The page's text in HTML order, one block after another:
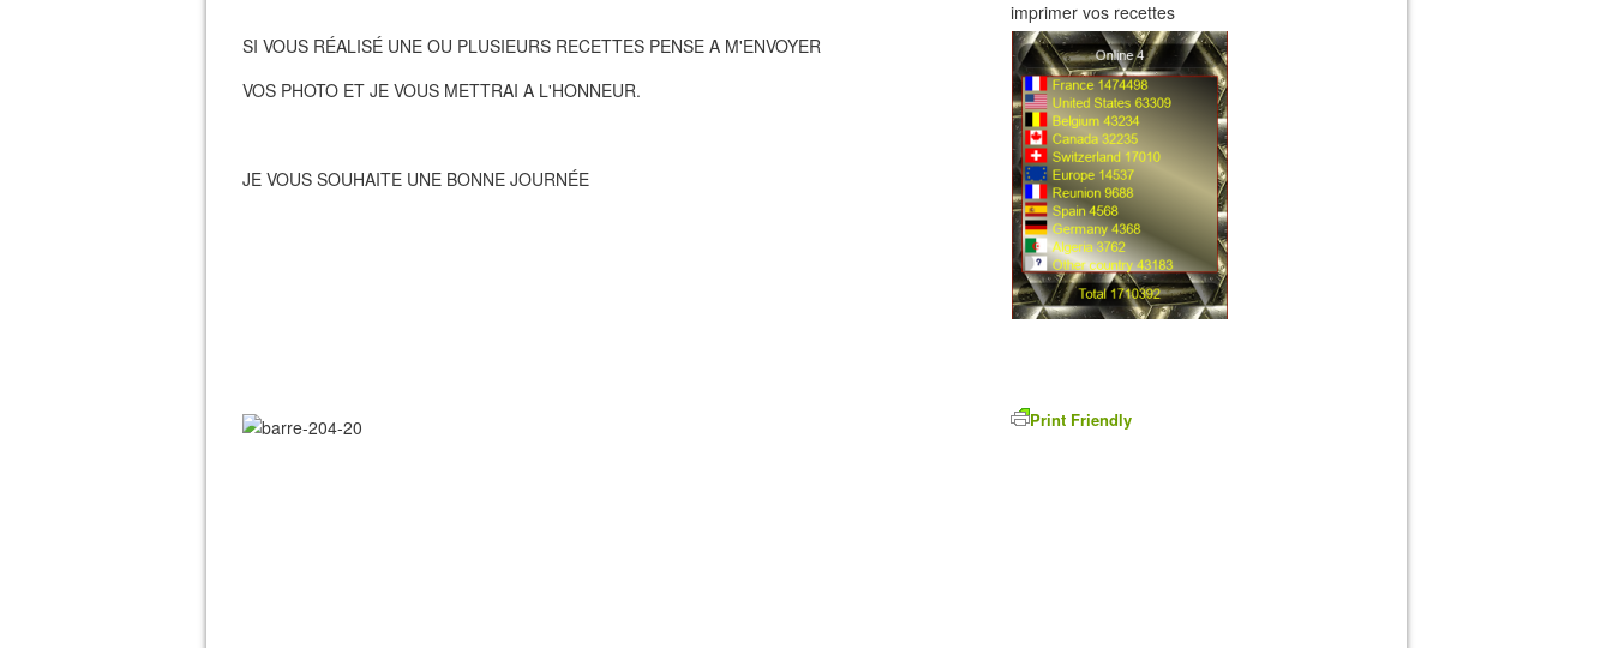
SI VOUS RÉALISÉ UNE OU PLUSIEURS RECETTES PENSE A M'ENVOYER
VOS PHOTO ET JE VOUS METTRAI A L'HONNEUR.
JE VOUS SOUHAITE UNE BONNE JOURNÉE
imprimer vos recettes
Print Friendly